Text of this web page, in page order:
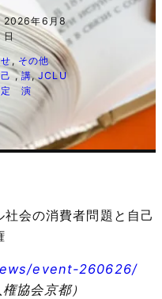
2026年6月8
日
, その他
, 講
演
, JCLU
社会の消費者問題と自己
event-260626/
協会京都）